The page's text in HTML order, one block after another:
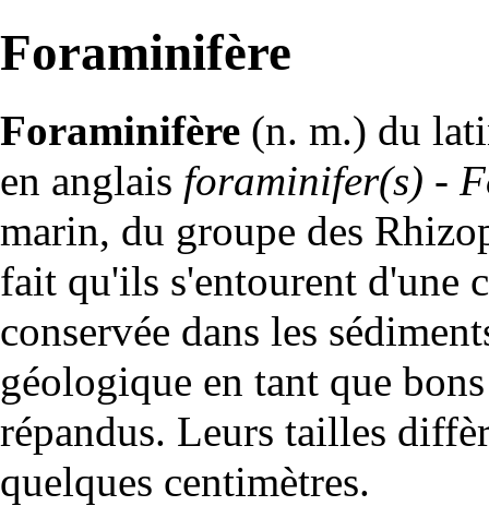
Foraminifère
Foraminifère (n. m.) du
en anglais foraminifer(s) -
marin, du groupe des
fait qu'ils s'entourent d'une
conservée dans les
géologique en tant que
répandus. Leurs tailles
quelques centimètres.